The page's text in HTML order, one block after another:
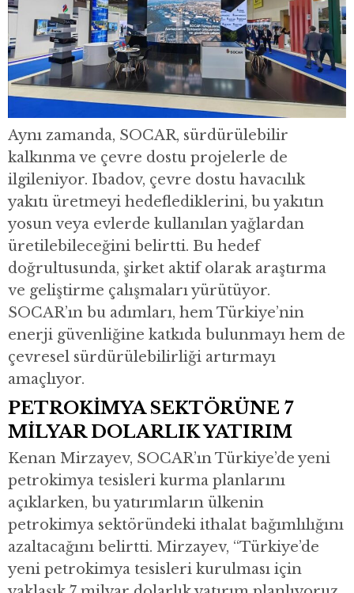
Aynı zamanda, SOCAR, sürdürülebilir
kalkınma ve çevre dostu projelerle de
ilgileniyor. Ibadov, çevre dostu havacılık
yakıtı üretmeyi hedeflediklerini, bu yakıtın
yosun veya evlerde kullanılan yağlardan
üretilebileceğini belirtti. Bu hedef
doğrultusunda, şirket aktif olarak araştırma
ve geliştirme çalışmaları yürütüyor.
SOCAR’ın bu adımları, hem Türkiye’nin
enerji güvenliğine katkıda bulunmayı hem de
çevresel sürdürülebilirliği artırmayı
amaçlıyor.
PETROKİMYA SEKTÖRÜNE 7
MİLYAR DOLARLIK YATIRIM
Kenan Mirzayev, SOCAR’ın Türkiye’de yeni
petrokimya tesisleri kurma planlarını
açıklarken, bu yatırımların ülkenin
petrokimya sektöründeki ithalat bağımlılığını
azaltacağını belirtti. Mirzayev, “Türkiye’de
yeni petrokimya tesisleri kurulması için